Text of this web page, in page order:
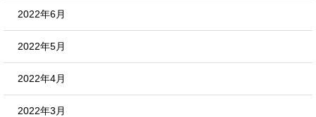
2022年6月
2022年5月
2022年4月
2022年3月